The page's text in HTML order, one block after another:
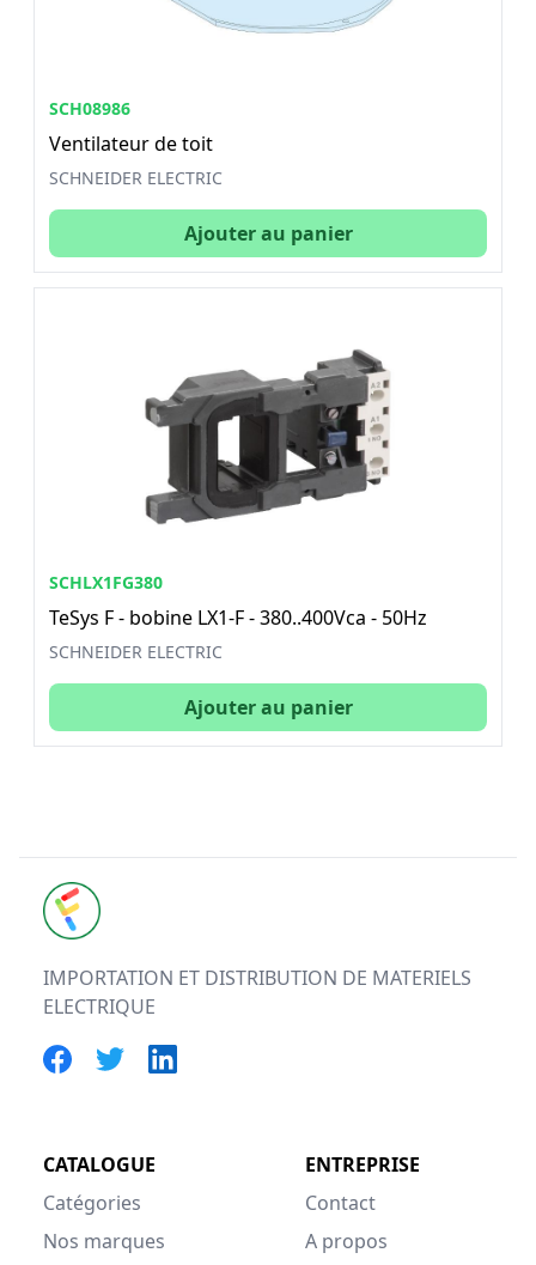
SCH08986
Ventilateur de toit
SCHNEIDER ELECTRIC
Ajouter au panier
SCHLX1FG380
TeSys F - bobine LX1-F - 380..400Vca - 50Hz
SCHNEIDER ELECTRIC
Ajouter au panier
FUTURELEC
IMPORTATION ET DISTRIBUTION DE MATERIELS
ELECTRIQUE
CATALOGUE
Catégories
Nos marques
ENTREPRISE
Contact
A propos